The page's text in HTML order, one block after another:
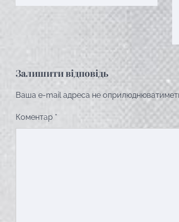
Залишити відповідь
Ваша e-mail адреса не
Коментар *